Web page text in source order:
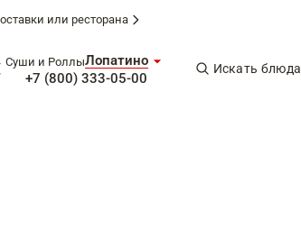
или ресторана
Суши и РоллыЛопатино
+7 (800) 333-05-00
Искать блюда